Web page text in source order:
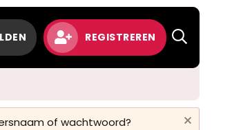
REGISTREREN
of wachtwoord?